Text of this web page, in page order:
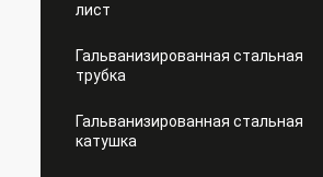
лист
Гальванизированная стальная
трубка
Гальванизированная стальная
катушка